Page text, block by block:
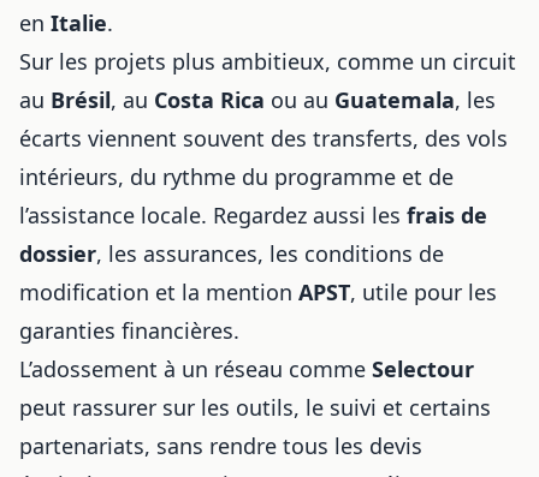
en Italie.
Sur les projets plus ambitieux, comme un circuit
au Brésil, au Costa Rica ou au Guatemala, les
écarts viennent souvent des transferts, des vols
intérieurs, du rythme du programme et de
l’assistance locale. Regardez aussi les frais de
dossier, les assurances, les conditions de
modification et la mention APST, utile pour les
garanties financières.
L’adossement à un réseau comme Selectour
peut rassurer sur les outils, le suivi et certains
partenariats, sans rendre tous les devis